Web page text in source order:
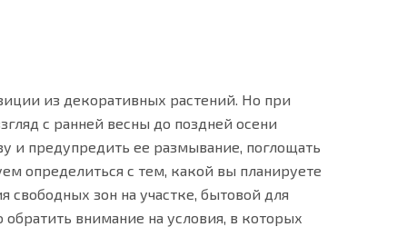
из декоративных растений. Но при
с ранней весны до поздней осени
и предупредить ее размывание, поглощать
определиться с тем, какой вы планируете
зон на участке, бытовой для
внимание на условия, в которых